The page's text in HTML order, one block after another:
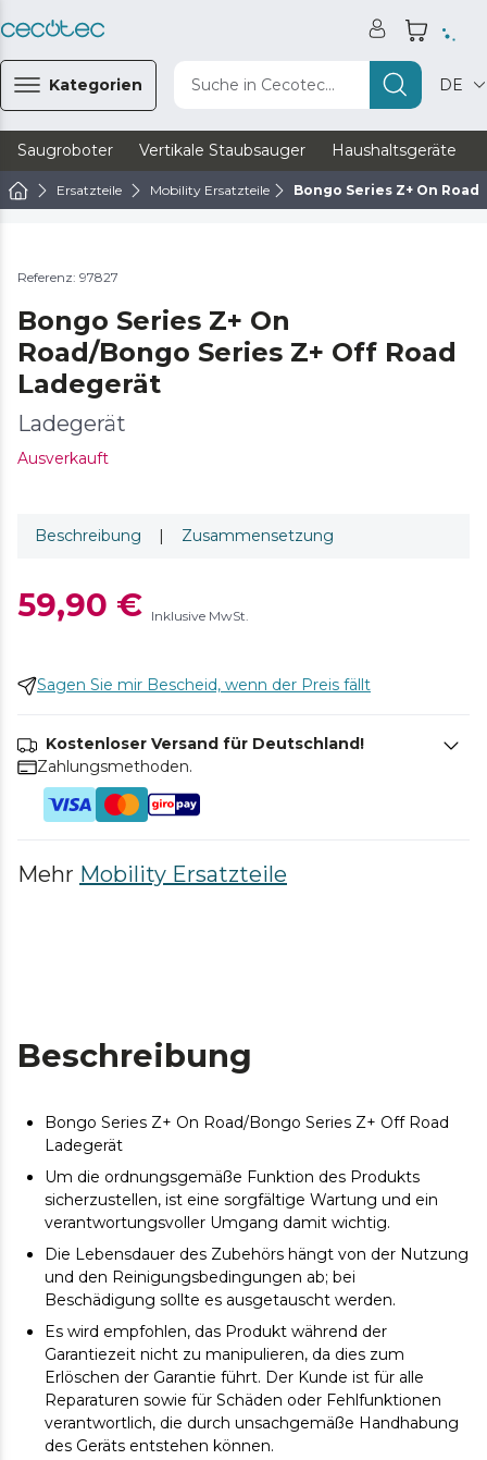
Kategorien Suche in Cecotec... DE
Saugroboter Vertikale Staubsauger Haushaltsgeräte
Ersatzteile Mobility Ersatzteile Bongo Series Z+ On
Referenz: 97827
Bongo Series Z+ On
Road/Bongo Series Z+ Off Road
Ladegerät
Ladegerät
Ausverkauft
Beschreibung | Zusammensetzung
59,90 € Inklusive MwSt.
Sagen Sie mir Bescheid, wenn der Preis fällt
Kostenloser Versand für Deutschland!
Zahlungsmethoden.
Mehr Mobility Ersatzteile
Beschreibung
Bongo Series Z+ On Road/Bongo Series Z+ Off Road
Ladegerät
Um die ordnungsgemäße Funktion des Produkts
sicherzustellen, ist eine sorgfältige Wartung und ein
verantwortungsvoller Umgang damit wichtig.
Die Lebensdauer des Zubehörs hängt von der Nutzung
und den Reinigungsbedingungen ab; bei
Beschädigung sollte es ausgetauscht werden.
Es wird empfohlen, das Produkt während der
Garantiezeit nicht zu manipulieren, da dies zum
Erlöschen der Garantie führt. Der Kunde ist für alle
Reparaturen sowie für Schäden oder Fehlfunktionen
verantwortlich, die durch unsachgemäße Handhabung
des Geräts entstehen können.